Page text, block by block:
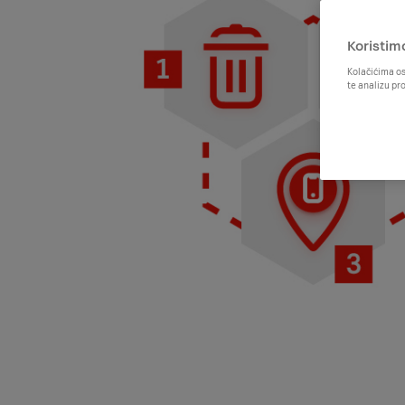
Kolačićima
te analizu